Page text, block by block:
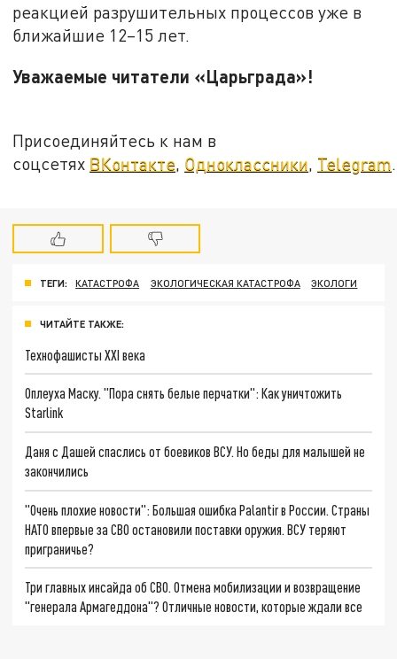
реакцией разрушительных процессов уже в
ближайшие 12–15 лет.
Уважаемые читатели «Царьграда»!
Присоединяйтесь к нам в
соцсетях ВКонтакте, Одноклассники, Telegram.
ТЕГИ: КАТАСТРОФА ЭКОЛОГИЧЕСКАЯ КАТАСТРОФА ЭКОЛОГИ
ЧИТАЙТЕ ТАКЖЕ:
Технофашисты XXI века
Оплеуха Маску. "Пора снять белые перчатки": Как уничтожить
Starlink
Даня с Дашей спаслись от боевиков ВСУ. Но беды для малышей не
закончились
"Очень плохие новости": Большая ошибка Palantir в России. Страны
НАТО впервые за СВО остановили поставки оружия. ВСУ теряют
приграничье?
Три главных инсайда об СВО. Отмена мобилизации и возвращение
"генерала Армагеддона"? Отличные новости, которые ждали все